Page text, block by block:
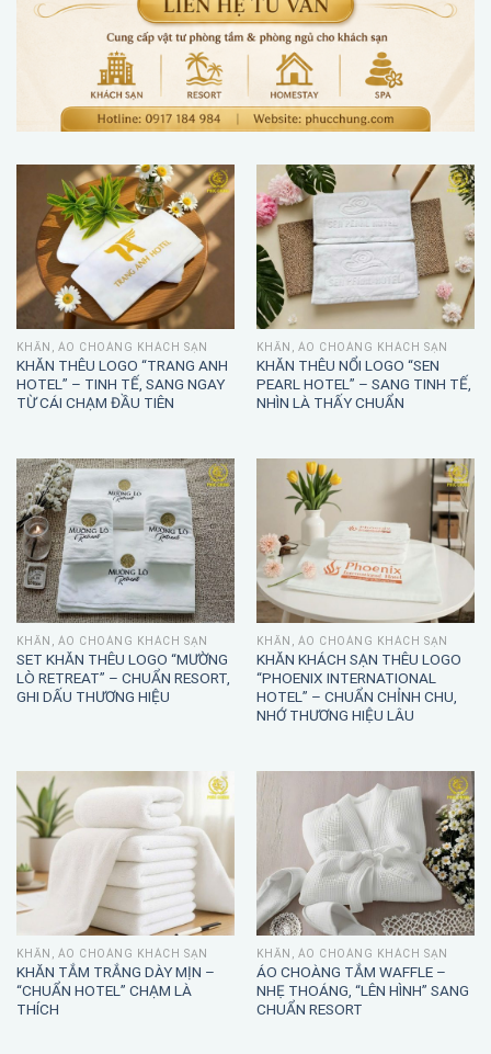
KHĂN, ÁO CHOÀNG KHÁCH SẠN
KHĂN THÊU LOGO “TRANG ANH
HOTEL” – TINH TẾ, SANG NGAY
TỪ CÁI CHẠM ĐẦU TIÊN
KHĂN, ÁO CHOÀNG KHÁCH SẠN
KHĂN THÊU NỔI LOGO “SEN
PEARL HOTEL” – SANG TINH TẾ,
NHÌN LÀ THẤY CHUẨN
KHĂN, ÁO CHOÀNG KHÁCH SẠN
SET KHĂN THÊU LOGO “MƯỜNG
LÒ RETREAT” – CHUẨN RESORT,
GHI DẤU THƯƠNG HIỆU
KHĂN, ÁO CHOÀNG KHÁCH SẠN
KHĂN KHÁCH SẠN THÊU LOGO
“PHOENIX INTERNATIONAL
HOTEL” – CHUẨN CHỈNH CHU,
NHỚ THƯƠNG HIỆU LÂU
KHĂN, ÁO CHOÀNG KHÁCH SẠN
KHĂN TẮM TRẮNG DÀY MỊN –
“CHUẨN HOTEL” CHẠM LÀ
THÍCH
KHĂN, ÁO CHOÀNG KHÁCH SẠN
ÁO CHOÀNG TẮM WAFFLE –
NHẸ THOÁNG, “LÊN HÌNH” SANG
CHUẨN RESORT